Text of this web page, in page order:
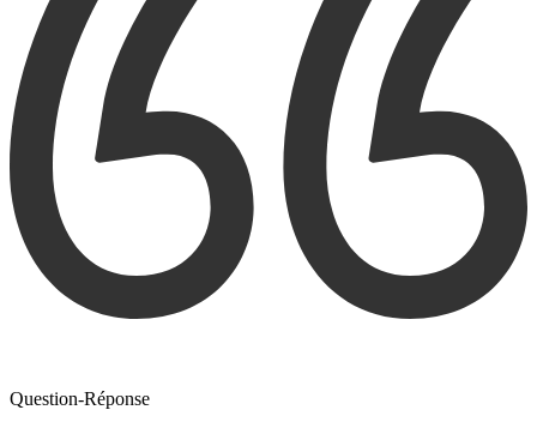
Question-Réponse